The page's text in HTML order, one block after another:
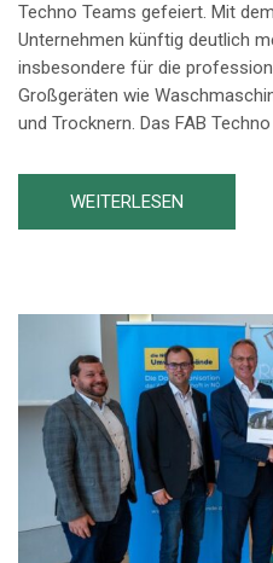
Techno Teams gefeiert. Mit
Unternehmen künftig deutlich
insbesondere für die
Großgeräten wie
und Trocknern. Das FAB
WEITERLESEN